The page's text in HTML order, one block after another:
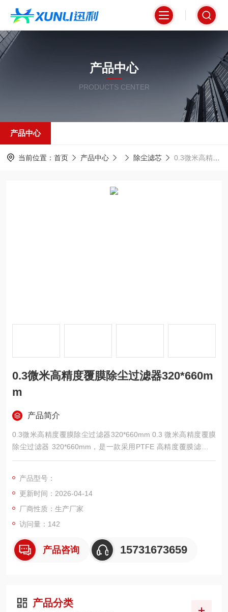
产品中心
PRODUCTS CENTER
产品中心
当前位置： 首页 产品中心 除尘滤芯 0.3微米高精度覆膜除尘过滤器320*660mm
0.3微米高精度覆膜除尘过滤器320*660m
m
产品简介
0.3微米高精度覆膜除尘过滤器320*660mm 0.3 微米高精度覆膜
除尘过滤器 320*660mm，是一款采用PTFE 高精度覆膜滤料的
工业除尘滤筒，外径 320mm、高度 660mm，专为细微粉尘、亚
密聚四氟乙烯薄膜，实现真正表层过滤，对 0.3μm 超细粉尘过滤
效率可达 99.9% 以上
产品型号：
更新时间：2026-04-14
厂商性质：生产厂家
访问量：142
产品咨询 15731673659
产品分类